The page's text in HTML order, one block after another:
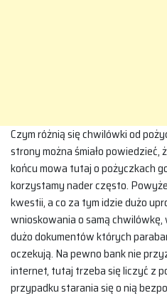
Czym różnią się chwilówki od
strony można śmiało powiedzieć,
końcu mowa tutaj o pożyczkach
korzystamy nader często.
kwestii, a co za tym idzie dużo
wnioskowania o samą
dużo dokumentów których
oczekują. Na pewno bank nie
internet, tutaj trzeba się liczyć z
przypadku starania się o nią